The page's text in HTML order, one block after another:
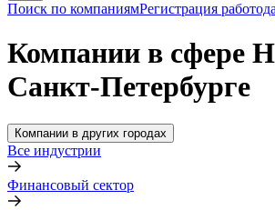
Поиск по компаниямРегистрация
Компании в сфере
Санкт-Петербурге
Компании в других городах
Все индустрии
Финансовый сектор